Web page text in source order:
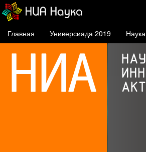
Главная Универсиада 2019 Наука